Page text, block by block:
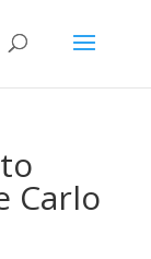
Carlo